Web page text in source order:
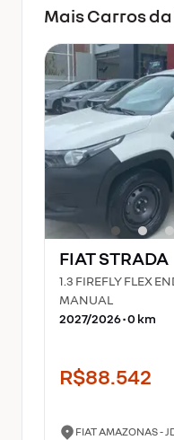
Mais Carros da
FIATSTRADA
1.3 FIREFLY FLEX
MANUAL
2027/2026•0km
R$88.542
FIAT AMAZONAS -